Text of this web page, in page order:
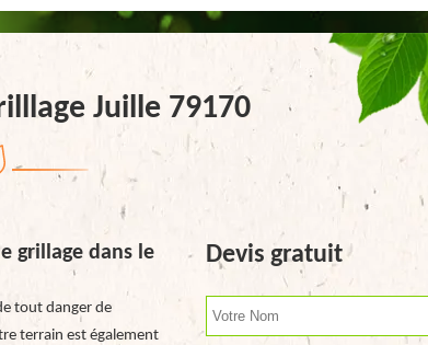
Juille 79170
grillage dans le
tout danger de
terrain est également
Devis gratuit